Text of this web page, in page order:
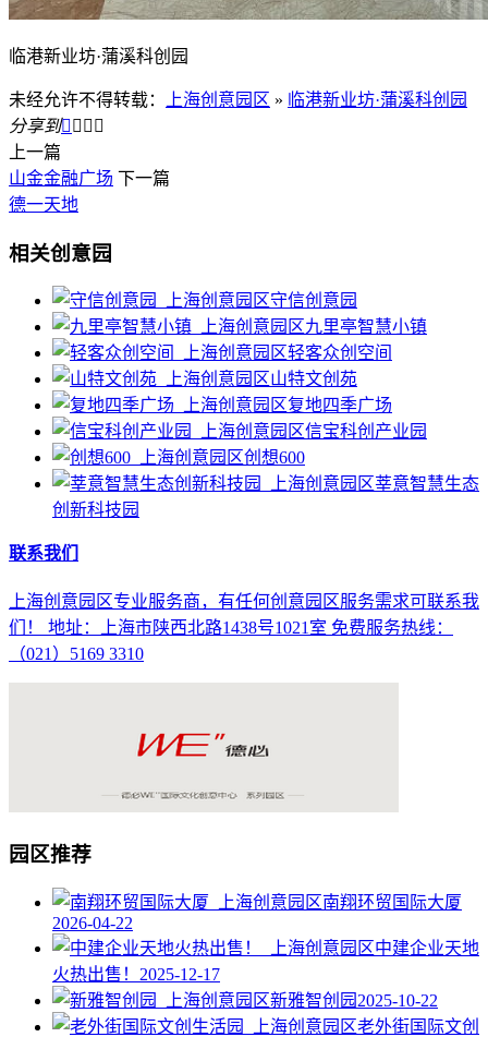
临港新业坊·蒲溪科创园
未经允许不得转载： 上海创意园区 » 临港新业坊·蒲溪科创园
分享到   
上一篇
山金金融广场 下一篇
德一天地
相关创意园
守信创意园
九里亭智慧小镇
轻客众创空间
山特文创苑
复地四季广场
信宝科创产业园
创想600
莘意智慧生态
创新科技园
联系我们
上海创意园区专业服务商，有任何创意园区服务需求可联系我
们！ 地址：上海市陕西北路1438号1021室 免费服务热线：
（021）5169 3310
园区推荐
南翔环贸国际大厦
2026-04-22
中建企业天地
火热出售！ 2025-12-17
新雅智创园 2025-10-22
老外街国际文创